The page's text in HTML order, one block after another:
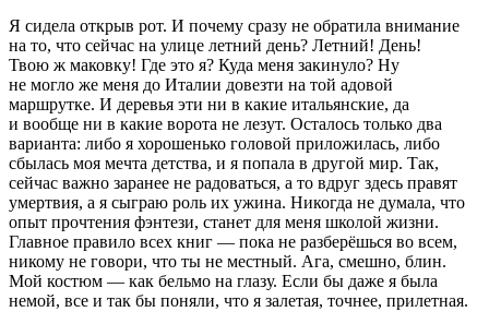
Я сидела открыв рот. И почему сразу не обратила внимание
на то, что сейчас на улице летний день? Летний! День!
Твою ж маковку! Где это я? Куда меня закинуло? Ну
не могло же меня до Италии довезти на той адовой
маршрутке. И деревья эти ни в какие итальянские, да
и вообще ни в какие ворота не лезут. Осталось только два
варианта: либо я хорошенько головой приложилась, либо
сбылась моя мечта детства, и я попала в другой мир. Так,
сейчас важно заранее не радоваться, а то вдруг здесь правят
умертвия, а я сыграю роль их ужина. Никогда не думала, что
опыт прочтения фэнтези, станет для меня школой жизни.
Главное правило всех книг — пока не разберёшься во всем,
никому не говори, что ты не местный. Ага, смешно, блин.
Мой костюм — как бельмо на глазу. Если бы даже я была
немой, все и так бы поняли, что я залетая, точнее, прилетная.